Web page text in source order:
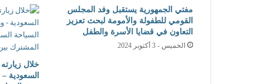
مفتي الجمهورية يستقبل وفد المجلس
القومي للطفولة والأمومة لبحث تعزيز
التعاون في قضايا الأسرة والطفل
الخميس - 3 أكتوبر 2024
خلال زيارته
السعودية –